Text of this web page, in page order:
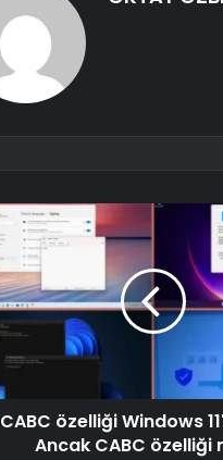
CABC özelliği Windows
Ancak CABC özelliği